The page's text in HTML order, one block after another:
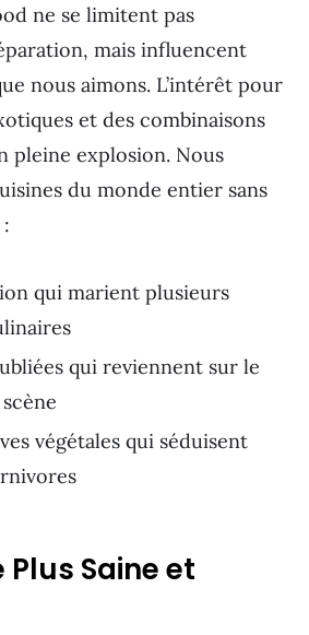
ne se limitent pas
mais influencent
nous aimons. L’intérêt pour
et des combinaisons
pleine explosion. Nous
du monde entier sans
qui marient plusieurs
qui reviennent sur le
végétales qui séduisent
Plus Saine et